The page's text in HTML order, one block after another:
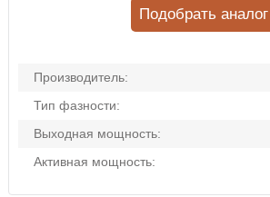
Производитель:
Тип фазности:
Выходная мощность:
Активная мощность:
Подобрать аналог